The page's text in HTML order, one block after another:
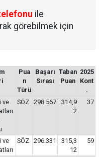
ile
görebilmek için
Pua
n
Türü
Başarı
Sırası
Taban
Puan
2025
Kont
.
ve
SÖZ 298.567
314,9
2
37
ve
SÖZ 296.331
315,3
12
59